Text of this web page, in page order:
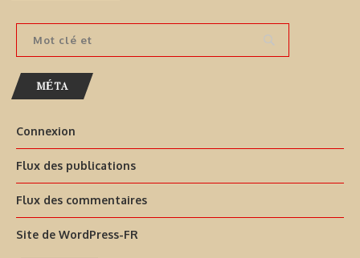
MÉTA
Connexion
Flux des publications
Flux des commentaires
Site de WordPress-FR